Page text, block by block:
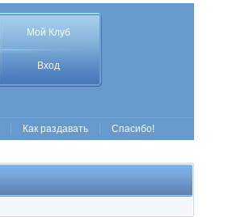
Мой Клуб
Вход
Как раздавать Спасибо!